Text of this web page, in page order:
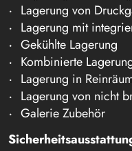
Lagerung von
Lagerung mit
Gekühlte Lagerung
Kombinierte
Lagerung in
Lagerung von nicht
Galerie Zubehör